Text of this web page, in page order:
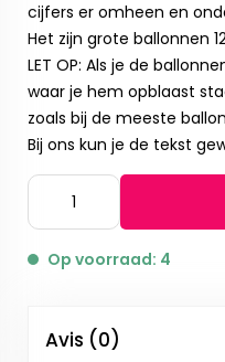
cijfers er omheen en
Het zijn grote ballonnen
LET OP: Als je de
waar je hem opblaast
zoals bij de meeste
Bij ons kun je de tekst
Op voorraad: 4
Avis (0)